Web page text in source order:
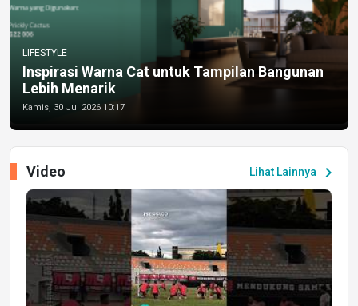
LIFESTYLE
Inspirasi Warna Cat untuk Tampilan Bangunan
Lebih Menarik
Kamis, 30 Jul 2026 10:17
Lihat Lainnya chevron_right
Video